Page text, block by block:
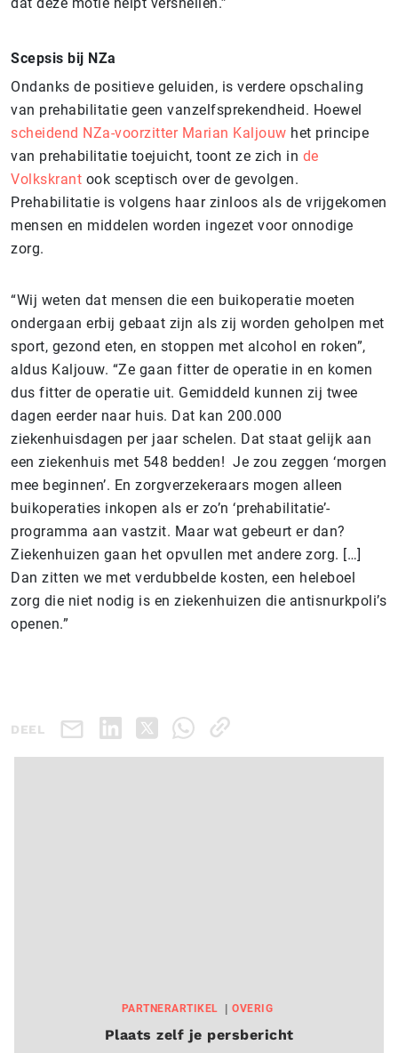
Scepsis bij NZa
Ondanks de positieve geluiden, is verdere opschaling
van prehabilitatie geen vanzelfsprekendheid. Hoewel
scheidend NZa-voorzitter Marian Kaljouw het principe
van prehabilitatie toejuicht, toont ze zich in de
Volkskrant ook sceptisch over de gevolgen.
Prehabilitatie is volgens haar zinloos als de vrijgekomen
mensen en middelen worden ingezet voor onnodige
zorg.
“Wij weten dat mensen die een buikoperatie moeten
ondergaan erbij gebaat zijn als zij worden geholpen met
sport, gezond eten, en stoppen met alcohol en roken”,
aldus Kaljouw. “Ze gaan fitter de operatie in en komen
dus fitter de operatie uit. Gemiddeld kunnen zij twee
dagen eerder naar huis. Dat kan 200.000
ziekenhuisdagen per jaar schelen. Dat staat gelijk aan
een ziekenhuis met 548 bedden! Je zou zeggen ‘morgen
mee beginnen’. En zorgverzekeraars mogen alleen
buikoperaties inkopen als er zo’n ‘prehabilitatie’-
programma aan vastzit. Maar wat gebeurt er dan?
Ziekenhuizen gaan het opvullen met andere zorg. […]
Dan zitten we met verdubbelde kosten, een heleboel
zorg die niet nodig is en ziekenhuizen die antisnurkpoli’s
openen.”
DEEL
PARTNERARTIKEL OVERIG
Plaats zelf je persbericht